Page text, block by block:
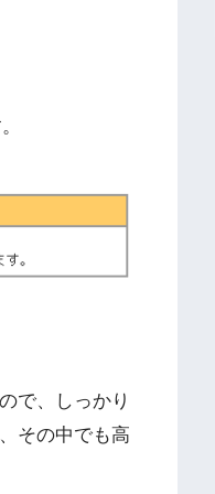
で、しっかり
その中でも高